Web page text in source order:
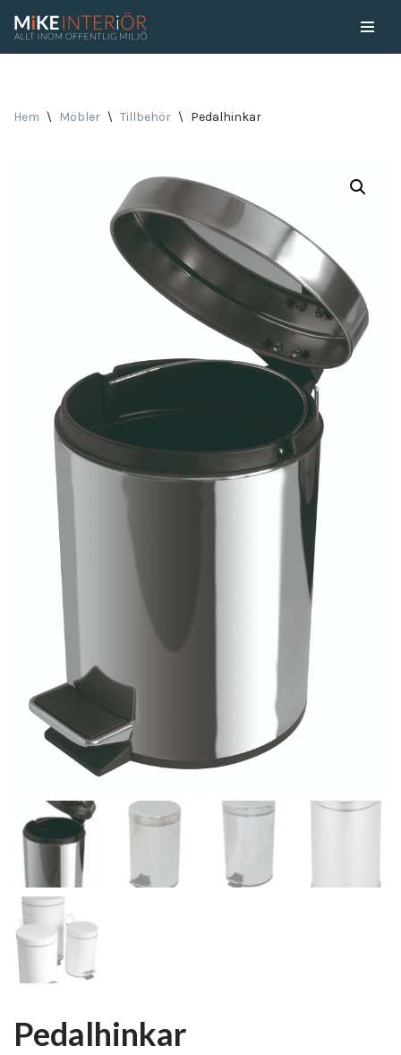
Hem \ Möbler \ Tillbehör \ Pedalhinkar
Pedalhinkar